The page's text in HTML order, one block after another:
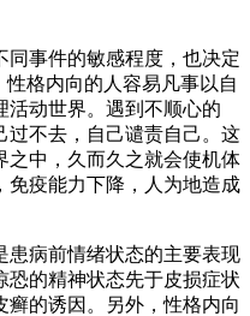
事件的敏感程度，也决定
格内向的人容易凡事以自
活动世界。遇到不顺心的
过不去，自己谴责自己。这
之中，久而久之就会使机体
免疫能力下降，人为地造成
病前情绪状态的主要表现
恐的精神状态先于皮损症状
癣的诱因。另外，性格内向